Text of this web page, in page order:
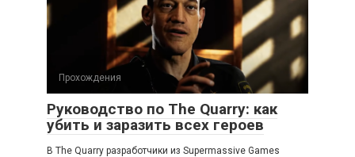
Прохождения
Руководство по The Quarry: как
убить и заразить всех героев
В The Quarry разработчики из Supermassive Games